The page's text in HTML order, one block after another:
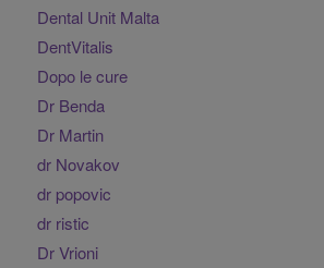
Dental Unit Malta
DentVitalis
Dopo le cure
Dr Benda
Dr Martin
dr Novakov
dr popovic
dr ristic
Dr Vrioni